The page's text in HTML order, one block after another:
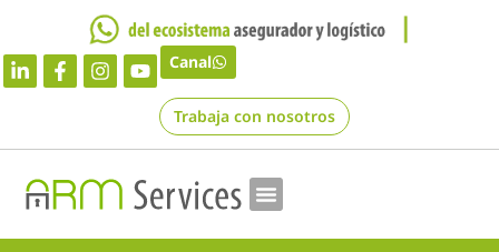
Canal
Trabaja con nosotros